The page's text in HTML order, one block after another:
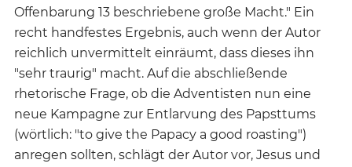
Offenbarung 13 beschriebene große Macht." Ein
recht handfestes Ergebnis, auch wenn der Autor
reichlich unvermittelt einräumt, dass dieses ihn
"sehr traurig" macht. Auf die abschließende
rhetorische Frage, ob die Adventisten nun eine
neue Kampagne zur Entlarvung des Papsttums
(wörtlich: "to give the Papacy a good roasting")
anregen sollten, schlägt der Autor vor, Jesus und